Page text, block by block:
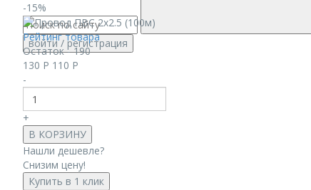
войти/ регистрация
-15%
Рейтинг товара
Остаток - 190
130 Р 110 Р
-
+
В КОРЗИНУ
Нашли дешевле?
Снизим цену!
Купить в 1 клик